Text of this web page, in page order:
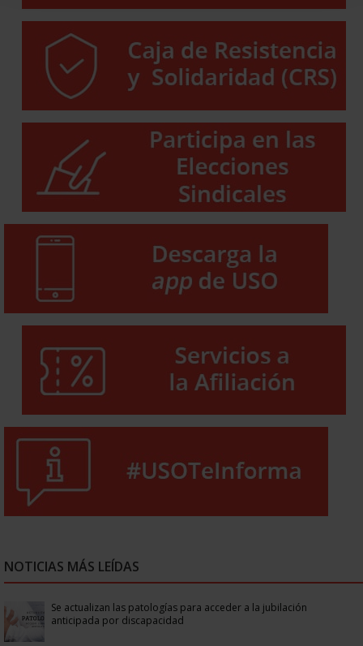
NOTICIAS MÁS LEÍDAS
Se actualizan las patologías para acceder a la jubilación
anticipada por discapacidad